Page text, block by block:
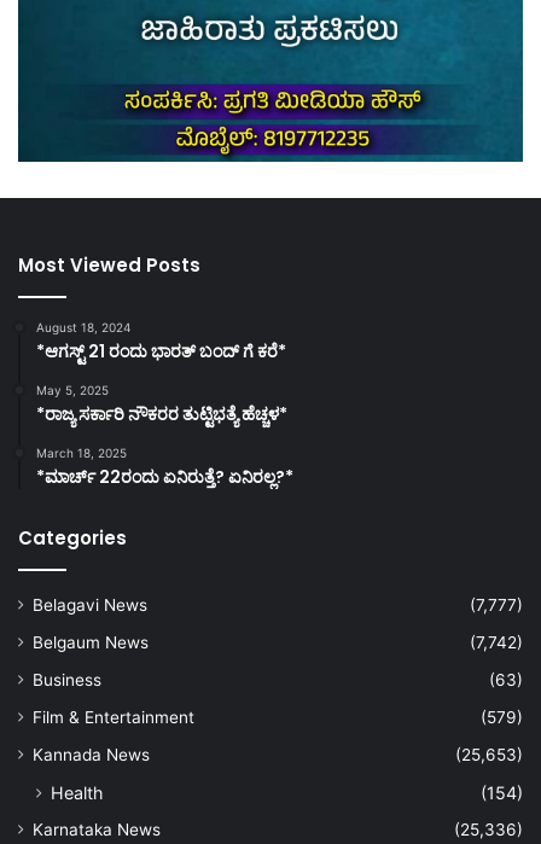
Most Viewed Posts
August 18, 2024
*ಆಗಸ್ಟ್ 21 ರಂದು ಭಾರತ್‌ ಬಂದ್‌ ಗೆ ಕರೆ*
May 5, 2025
*ರಾಜ್ಯ ಸರ್ಕಾರಿ ನೌಕರರ ತುಟ್ಟಿಭತ್ಯೆ ಹೆಚ್ಚಳ*
March 18, 2025
*ಮಾರ್ಚ್ 22ರಂದು ಏನಿರುತ್ತೆ? ಏನಿರಲ್ಲ?*
Categories
Belagavi News
(7,777)
Belgaum News
(7,742)
Business
(63)
Film & Entertainment
(579)
Kannada News
(25,653)
Health (154)
Karnataka News
(25,336)